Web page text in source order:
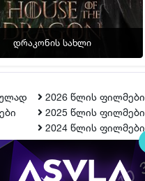
დრაკონის სახლი
2026 წლის ფილმები
2025 წლის ფილმები
2024 წლის ფილმები